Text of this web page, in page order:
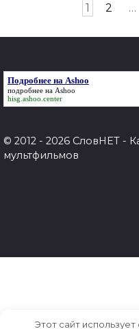
1 2 …
Подробнее на Ashoo
подробнее на Ashoo
hisg.ashoo.center
© 2012 - 2026 СловНЕТ -
мультфильмов
Этот сайт